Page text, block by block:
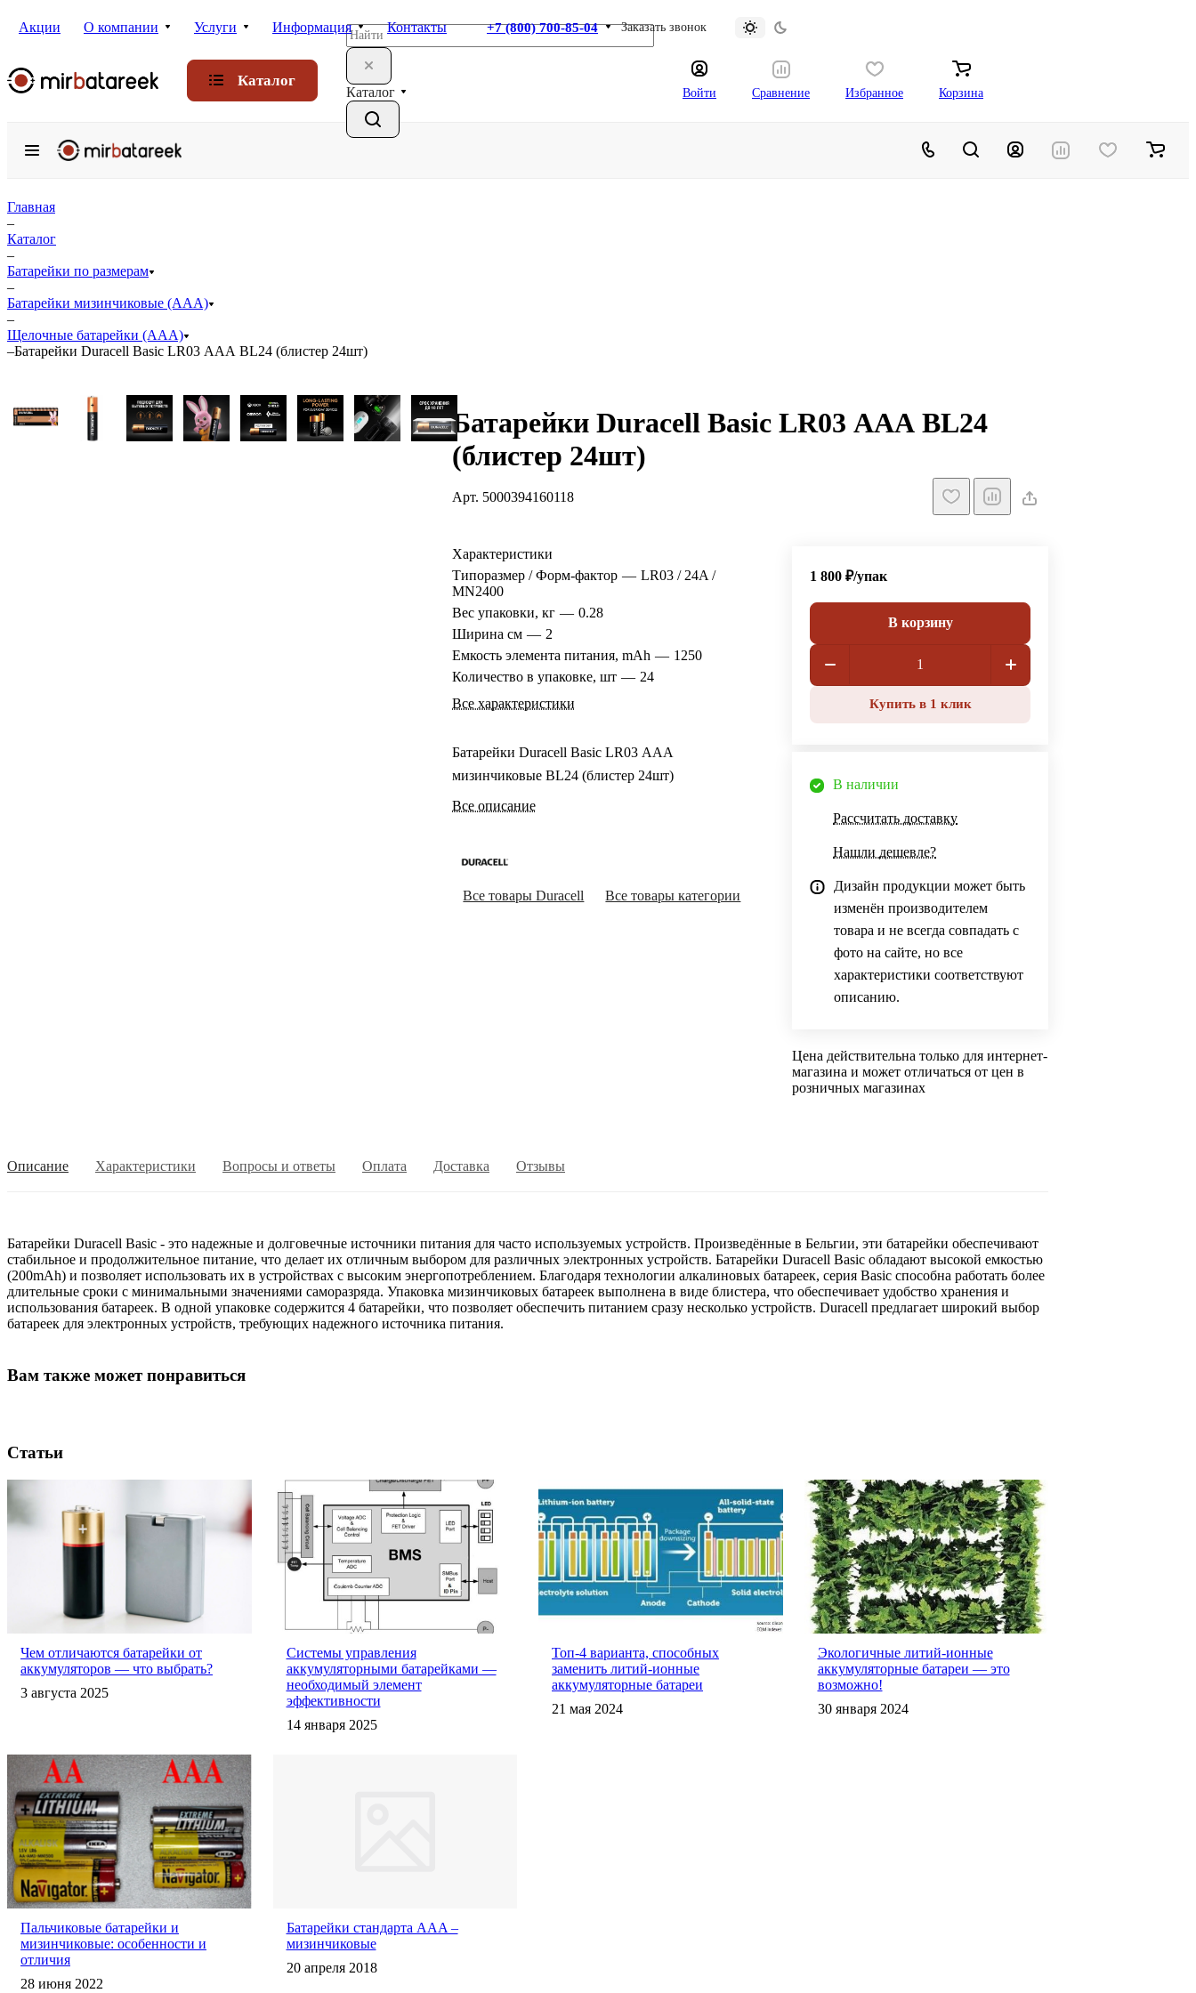
Акции О компании Услуги Информация Контакты +7 (800) 700-85-04 Заказать звонок
Каталог
Каталог Войти Сравнение Избранное Корзина
Главная
–
Каталог
–
Батарейки по размерам
–
Батарейки мизинчиковые (ААА)
–
Щелочные батарейки (ААА)
–Батарейки Duracell Basic LR03 ААА BL24 (блистер 24шт)
Батарейки Duracell Basic LR03 ААА BL24
(блистер 24шт)
Арт. 5000394160118
Характеристики
Типоразмер / Форм-фактор — LR03 / 24A /
MN2400
Вес упаковки, кг — 0.28
Ширина см — 2
Емкость элемента питания, mAh — 1250
Количество в упаковке, шт — 24
Все характеристики
Батарейки Duracell Basic LR03 ААА
мизинчиковые BL24 (блистер 24шт)
Все описание
Все товары Duracell Все товары категории
1 800 ₽/упак
В корзину
Купить в 1 клик
В наличии
Рассчитать доставку
Нашли дешевле?
Дизайн продукции может быть
изменён производителем
товара и не всегда совпадать с
фото на сайте, но все
характеристики соответствуют
описанию.
Цена действительна только для интернет-
магазина и может отличаться от цен в
розничных магазинах
Описание Характеристики Вопросы и ответы Оплата Доставка Отзывы
Батарейки Duracell Basic - это надежные и долговечные источники питания для часто используемых устройств. Произведённые в Бельгии, эти батарейки обеспечивают
стабильное и продолжительное питание, что делает их отличным выбором для различных электронных устройств. Батарейки Duracell Basic обладают высокой емкостью
(200mAh) и позволяет использовать их в устройствах с высоким энергопотреблением. Благодаря технологии алкалиновых батареек, серия Basic способна работать более
длительные сроки с минимальными значениями саморазряда. Упаковка мизинчиковых батареек выполнена в виде блистера, что обеспечивает удобство хранения и
использования батареек. В одной упаковке содержится 4 батарейки, что позволяет обеспечить питанием сразу несколько устройств. Duracell предлагает широкий выбор
батареек для электронных устройств, требующих надежного источника питания.
Вам также может понравиться
Статьи
Чем отличаются батарейки от
аккумуляторов — что выбрать?
3 августа 2025
Системы управления
аккумуляторными батарейками —
необходимый элемент
эффективности
14 января 2025
Топ-4 варианта, способных
заменить литий-ионные
аккумуляторные батареи
21 мая 2024
Экологичные литий-ионные
аккумуляторные батареи — это
возможно!
30 января 2024
Пальчиковые батарейки и
мизинчиковые: особенности и
отличия
28 июня 2022
Батарейки стандарта AAA –
мизинчиковые
20 апреля 2018